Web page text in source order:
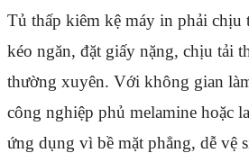
Tủ thấp kiêm kệ máy in phải chịu
kéo ngăn, đặt giấy nặng, chịu tải
thường xuyên. Với không gian
công nghiệp phủ melamine hoặc
ứng dụng vì bề mặt phẳng, dễ vệ